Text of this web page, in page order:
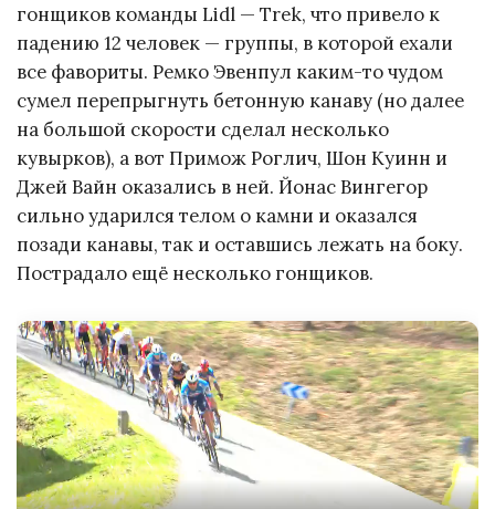
гонщиков команды Lidl — Trek, что привело к
падению 12 человек — группы, в которой ехали
все фавориты. Ремко Эвенпул каким-то чудом
сумел перепрыгнуть бетонную канаву (но далее
на большой скорости сделал несколько
кувырков), а вот Примож Роглич, Шон Куинн и
Джей Вайн оказались в ней. Йонас Вингегор
сильно ударился телом о камни и оказался
позади канавы, так и оставшись лежать на боку.
Пострадало ещё несколько гонщиков.